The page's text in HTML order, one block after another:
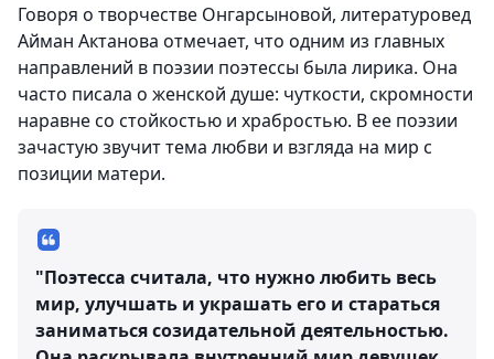
Говоря о творчестве Онгарсыновой, литературовед
Айман Актанова отмечает, что одним из главных
направлений в поэзии поэтессы была лирика. Она
часто писала о женской душе: чуткости, скромности
наравне со стойкостью и храбростью. В ее поэзии
зачастую звучит тема любви и взгляда на мир с
позиции матери.
"Поэтесса считала, что нужно любить весь
мир, улучшать и украшать его и стараться
заниматься созидательной деятельностью.